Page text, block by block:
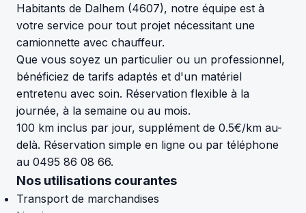
Habitants de Dalhem (4607), notre équipe est à
votre service pour tout projet nécessitant une
camionnette avec chauffeur.
Que vous soyez un particulier ou un professionnel,
bénéficiez de tarifs adaptés et d'un matériel
entretenu avec soin. Réservation flexible à la
journée, à la semaine ou au mois.
100 km inclus par jour, supplément de 0.5€/km au-
delà. Réservation simple en ligne ou par téléphone
au 0495 86 08 66.
Nos utilisations courantes
Transport de marchandises